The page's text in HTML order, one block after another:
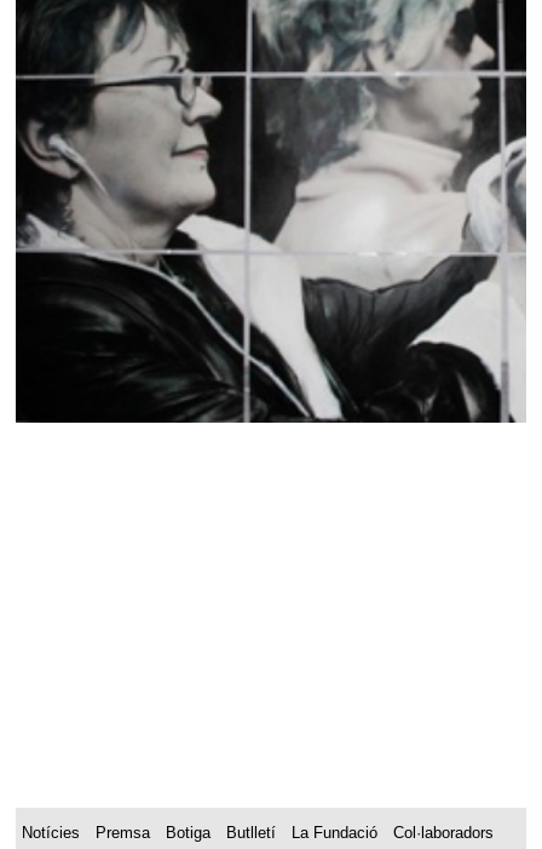
Notícies Premsa Botiga Butlletí La Fundació
Col·laboradors